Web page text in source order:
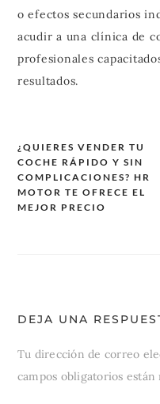
o efectos secundarios
acudir a una clínica de
profesionales
resultados.
Navegación
de
¿QUIERES VENDER TU
COCHE RÁPIDO Y SIN
COMPLICACIONES? HR
MOTOR TE OFRECE EL
MEJOR PRECIO
DEJA UNA
Tu dirección de correo
campos obligatorios están